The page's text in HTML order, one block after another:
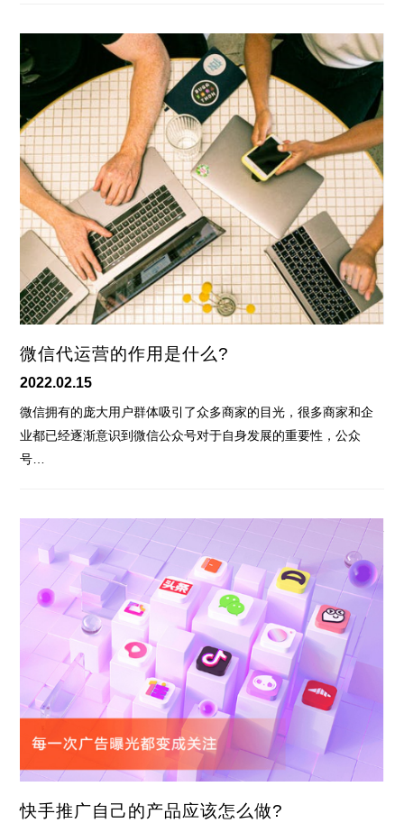
微信代运营的作用是什么?
2022.02.15
微信拥有的庞大用户群体吸引了众多商家的目光，很多商家和企
业都已经逐渐意识到微信公众号对于自身发展的重要性，公众
号…
快手推广自己的产品应该怎么做?